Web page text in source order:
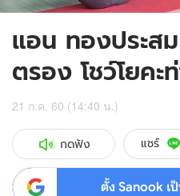
แอน ทองประส
ตรอง โชว์โยคะ
21 ก.ค. 60 (14:40 น.)
กดฟัง แชร์
ตั้ง Sanook เ